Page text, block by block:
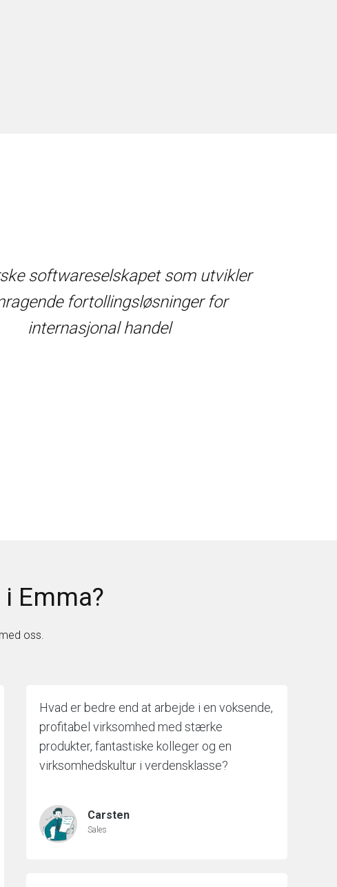
softwareselskapet som utvikler
fortollingsløsninger for
internasjonal handel
Emma?
oss.
Hvad er bedre end at arbejde i en voksende,
profitabel virksomhed med stærke
produkter, fantastiske kolleger og en
virksomhedskultur i verdensklasse?
Carsten
Sales